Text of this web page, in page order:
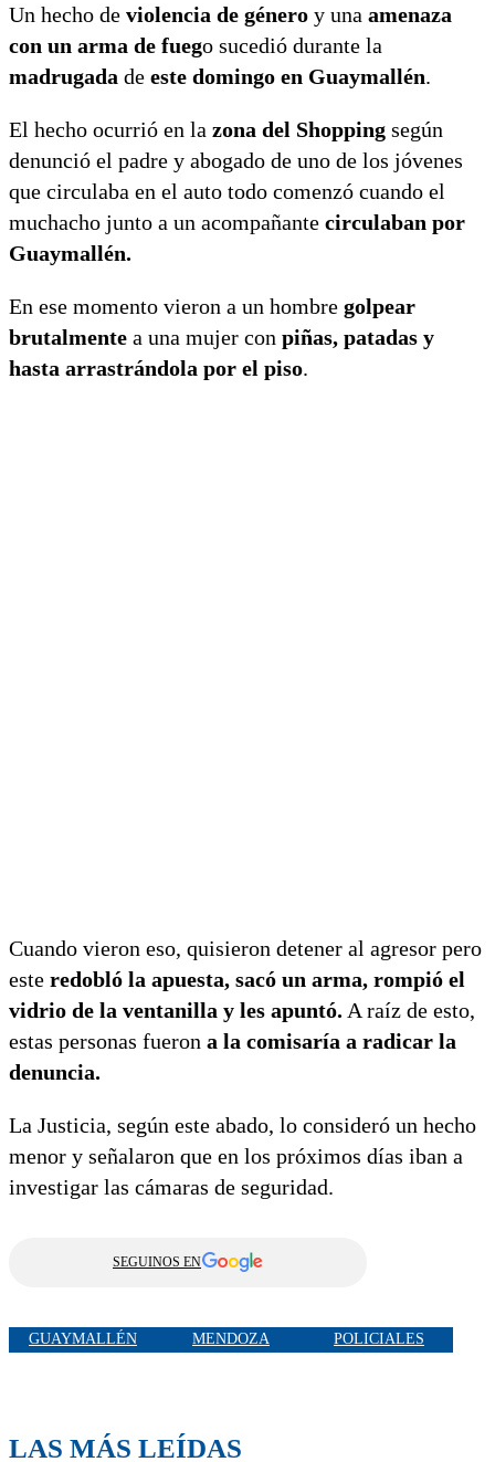
Un hecho de violencia de género y una amenaza
con un arma de fuego sucedió durante la
madrugada de este domingo en Guaymallén.
El hecho ocurrió en la zona del Shopping según
denunció el padre y abogado de uno de los jóvenes
que circulaba en el auto todo comenzó cuando el
muchacho junto a un acompañante circulaban por
Guaymallén.
En ese momento vieron a un hombre golpear
brutalmente a una mujer con piñas, patadas y
hasta arrastrándola por el piso.
Cuando vieron eso, quisieron detener al agresor pero
este redobló la apuesta, sacó un arma, rompió el
vidrio de la ventanilla y les apuntó. A raíz de esto,
estas personas fueron a la comisaría a radicar la
denuncia.
La Justicia, según este abado, lo consideró un hecho
menor y señalaron que en los próximos días iban a
investigar las cámaras de seguridad.
SEGUINOS EN
GUAYMALLÉN MENDOZA POLICIALES
LAS MÁS LEÍDAS